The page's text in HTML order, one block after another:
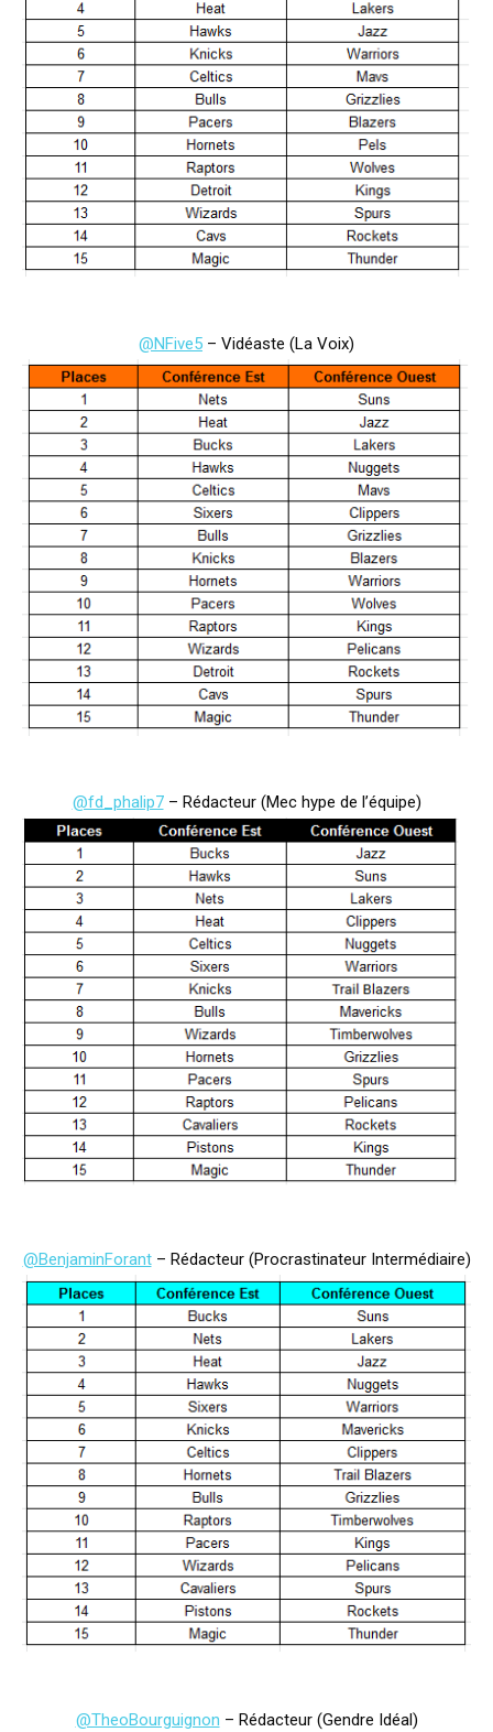
@NFive5 – Vidéaste (La Voix)
@fd_phalip7– Rédacteur (Mec hype de l’équipe)
@BenjaminForant– Rédacteur (Procrastinateur Intermédiaire)
@TheoBourguignon – Rédacteur (Gendre Idéal)